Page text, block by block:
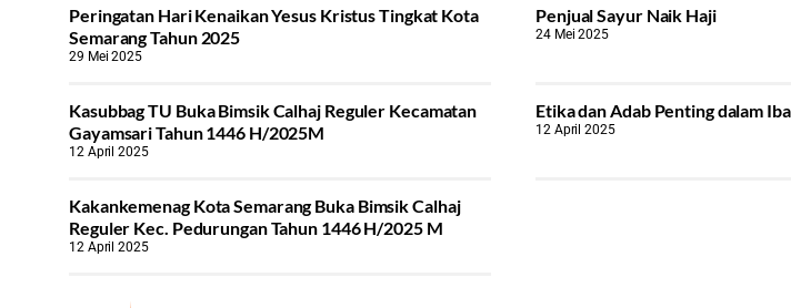
Peringatan Hari Kenaikan Yesus Kristus Tingkat Kota
Semarang Tahun 2025
29 Mei 2025
Penjual Sayur Naik Haji
24 Mei 2025
Kasubbag TU Buka Bimsik Calhaj Reguler Kecamatan
Gayamsari Tahun 1446 H/2025M
12 April 2025
Etika dan Adab Penting dalam
12 April 2025
Kakankemenag Kota Semarang Buka Bimsik Calhaj
Reguler Kec. Pedurungan Tahun 1446 H/2025 M
12 April 2025